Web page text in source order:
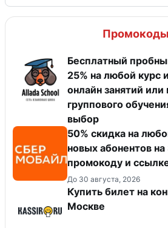
Промокоды
Бесплатный
25% на любой курс
онлайн занятий
группового
выбор
50% скидка на
новых абонентов
промокоду и
До 30 августа, 2026
Купить билет на
Москве